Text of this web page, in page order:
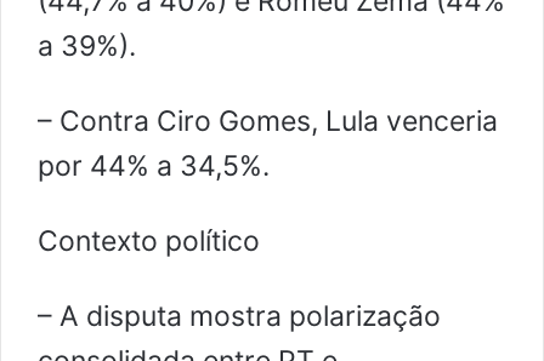
a 39%).
– Contra Ciro Gomes, Lula venceria
por 44% a 34,5%.
Contexto político
– A disputa mostra polarização